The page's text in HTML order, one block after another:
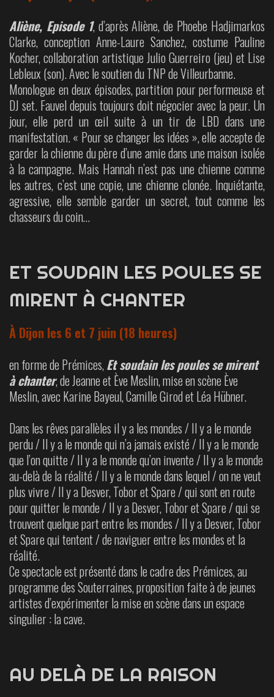
Aliène, Episode 1, d’après Aliène, de Phoebe Hadjimarkos
Clarke, conception Anne-Laure Sanchez, costume Pauline
Kocher, collaboration artistique Julio Guerreiro (jeu) et Lise
Lebleux (son). Avec le soutien du TNP de Villeurbanne.
Monologue en deux épisodes, partition pour performeuse et
DJ set. Fauvel depuis toujours doit négocier avec la peur. Un
jour, elle perd un œil suite à un tir de LBD dans une
manifestation. « Pour se changer les idées », elle accepte de
garder la chienne du père d’une amie dans une maison isolée
à la campagne. Mais Hannah n’est pas une chienne comme
les autres, c’est une copie, une chienne clonée. Inquiétante,
agressive, elle semble garder un secret, tout comme les
chasseurs du coin…
ET SOUDAIN LES POULES SE
MIRENT À CHANTER
À Dijon les 6 et 7 juin (18 heures)
en forme de Prémices,Et soudain les poules se mirent
à chanter, de Jeanne et Ève Meslin, mise en scène Ève
Meslin, avec Karine Bayeul, Camille Girod et Léa Hübner.
Dans les rêves parallèles il y a les mondes / Il y a le monde
perdu / Il y a le monde qui n’a jamais existé / Il y a le monde
que l’on quitte / Il y a le monde qu’on invente / Il y a le monde
au-delà de la réalité / Il y a le monde dans lequel / on ne veut
plus vivre / Il y a Desver, Tobor et Spare / qui sont en route
pour quitter le monde / Il y a Desver, Tobor et Spare / qui se
trouvent quelque part entre les mondes / Il y a Desver, Tobor
et Spare qui tentent / de naviguer entre les mondes et la
réalité.
Ce spectacle est présenté dans le cadre des Prémices, au
programme des Souterraines, proposition faite à de jeunes
artistes d’expérimenter la mise en scène dans un espace
singulier : la cave.
AU DELÀ DE LA RAISON